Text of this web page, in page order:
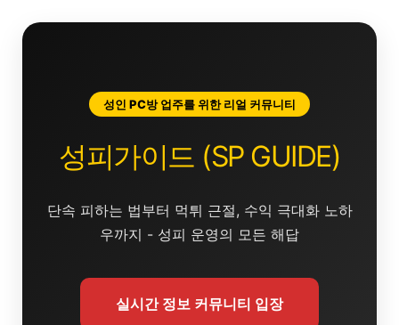
성인 PC방 업주를 위한 리얼 커뮤니티
성피가이드 (SP GUIDE)
단속 피하는 법부터 먹튀 근절, 수익 극대화 노하
우까지 - 성피 운영의 모든 해답
실시간 정보 커뮤니티 입장